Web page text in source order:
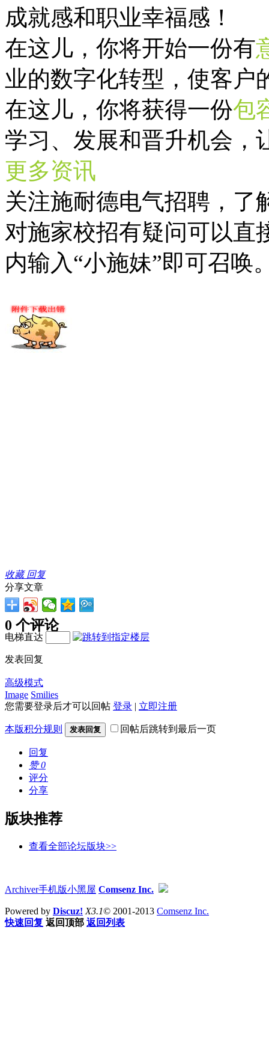
成就感和职业幸福感！
在这儿，你将开始一份有
业的数字化转型，使客户
在这儿，你将获得一份包
学习、发展和晋升机会，
更多资讯
关注施耐德电气招聘，了
对施家校招有疑问可以直
内输入“小施妹”即可召唤
收藏回复
分享文章
0 个评论
电梯直达
发表回复
高级模式
Image Smilies
您需要登录后才可以回帖 登录 | 立即注册
本版积分规则 发表回复 回帖后跳转到最后一页
回复
赞0
评分
分享
版块推荐
查看全部论坛版块>>
Archiver手机版小黑屋 Comsenz Inc.
Powered by Discuz! X3.1© 2001-2013 Comsenz Inc.
快速回复 返回顶部 返回列表